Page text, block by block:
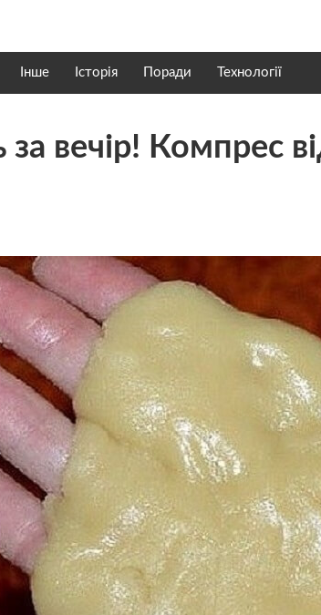
Інше Історія Поради Технології
вечір! Компрес